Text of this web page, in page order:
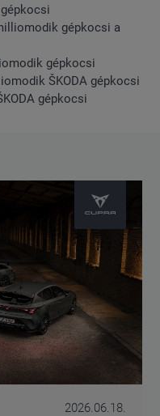
gépkocsi a
gépkocsi
ŠKODA gépkocsi
gépkocsi
2026.06.18.